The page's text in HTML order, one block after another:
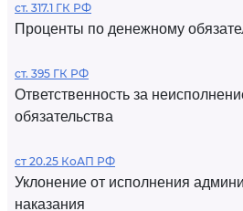
ст. 317.1 ГК РФ
Проценты по денежному
ст. 395 ГК РФ
Ответственность за
обязательства
ст 20.25 КоАП РФ
Уклонение от исполнения
наказания